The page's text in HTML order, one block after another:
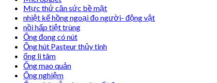
Mực thử căn sức bề mặt
nhiệt kế hồng ngoại đo người- động vật
nồi hấp tiệt trùng
Ống đong có nút
Ống hút Pasteur thủy tinh
ống li tâm
Ống mao quản
Ống nghiệm